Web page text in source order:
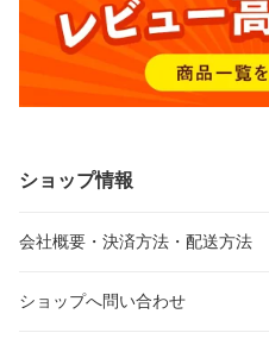
ショップ情報
会社概要・決済方法・配送方法
ショップへ問い合わせ